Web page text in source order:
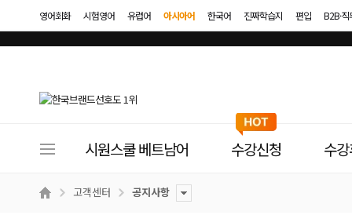
영어회화 시험영어 유럽어 아시아어 한국어 진짜학습지 편입 B2B·
이
메
시원스쿨 베트남어 수강신청 수
고객센터 공지사항